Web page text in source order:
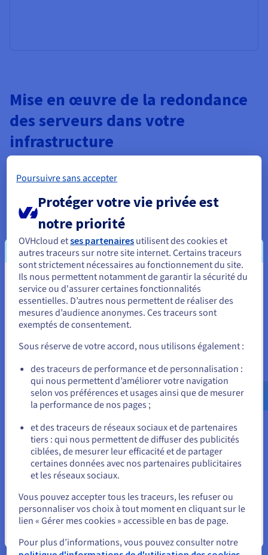
Mise en œuvre de la redondance
des serveurs dans votre
infrastructure
La mise en œuvre efficace de la redondance des serveurs
nécessite une planification et une exécution minutieuses et
adaptées à vos besoins opérationnels spécifiques et à votre
environnement technique. Le processus commence
généralement par une évaluation approfondie afin
d’identifier les applications, les services et les données les
plus critiques et qui, par conséquent, nécessitent de la
redondance.
Cela implique de définir des objectifs clairs, comme le temps
d'arrêt maximal tolérable (Recovery Time Objective, ou RTO)
et le montant acceptable de perte de données (Recovery Point
Objective, ou RPO).
budgétaires, vous pouvez sélectionner la stratégie de
basculement (actif/passif ou actif/actif), de l'équilibrage de
charge sur plusieurs serveurs, de la réplication des données,
de la mise en œuvre de sites de reprise après sinistre distincts
géographiquement ou d'une combinaison de ces éléments.
Les plateformes de infonuagiqueoffrent souvent des
options de redondance intégrées, comme des zones de
disponibilité ou des services de bases de données redondants
managés, ce qui peut simplifier la mise en œuvre. La phase
principale de mise en œuvre implique la configuration des
mécanismes de redondance choisis, notamment la mise en
place d'un suivi pour détecter les défaillances et la mise en
œuvre de processus automatisés, comme le basculement IP,
pour gérer la transition.
Vous semblez être localisé en États-
Unis.
Pour commander, rendez-vous sur le site de votre pays (États-
Allez sur le site États-Unis
us.ovhcloud.com/
Anglais USD - $
ou
Rester sur le site actuel
Sélectionner un autre site web
Poursuivre sans accepter
Protéger votre vie privée est
notre priorité
OVHcloud etses partenaires utilisent des cookies et
autres traceurs sur notre site internet. Certains traceurs
sont strictement nécessaires au fonctionnement du site.
Ils nous permettent notamment de garantir la sécurité du
service ou d'assurer certaines fonctionnalités
essentielles. D’autres nous permettent de réaliser des
mesures d’audience anonymes. Ces traceurs sont
exemptés de consentement.
Sous réserve de votre accord, nous utilisons également :
des traceurs de performance et de personnalisation :
qui nous permettent d’améliorer votre navigation
selon vos préférences et usages ainsi que de mesurer
la performance de nos pages ;
et des traceurs de réseaux sociaux et de partenaires
tiers : qui nous permettent de diffuser des publicités
ciblées, de mesurer leur efficacité et de partager
certaines données avec nos partenaires publicitaires
et les réseaux sociaux.
Vous pouvez accepter tous les traceurs, les refuser ou
personnaliser vos choix à tout moment en cliquant sur le
lien « Gérer mes cookies » accessible en bas de page.
Pour plus d’informations, vous pouvez consulter notre